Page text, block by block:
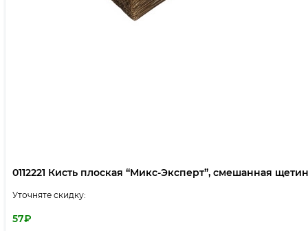
0112221 Кисть плоская “Микс-Эксперт”, смешанная
Уточняте скидку:
57₽